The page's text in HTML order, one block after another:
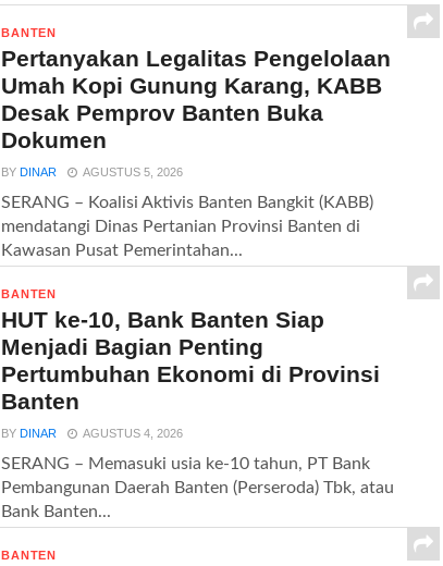
BANTEN
Pertanyakan Legalitas Pengelolaan
Umah Kopi Gunung Karang, KABB
Desak Pemprov Banten Buka
Dokumen
BYDINAR AGUSTUS 5, 2026
SERANG – Koalisi Aktivis Banten Bangkit (KABB)
mendatangi Dinas Pertanian Provinsi Banten di
Kawasan Pusat Pemerintahan...
BANTEN
HUT ke-10, Bank Banten Siap
Menjadi Bagian Penting
Pertumbuhan Ekonomi di Provinsi
Banten
BYDINAR AGUSTUS 4, 2026
SERANG – Memasuki usia ke-10 tahun, PT Bank
Pembangunan Daerah Banten (Perseroda) Tbk, atau
Bank Banten...
BANTEN